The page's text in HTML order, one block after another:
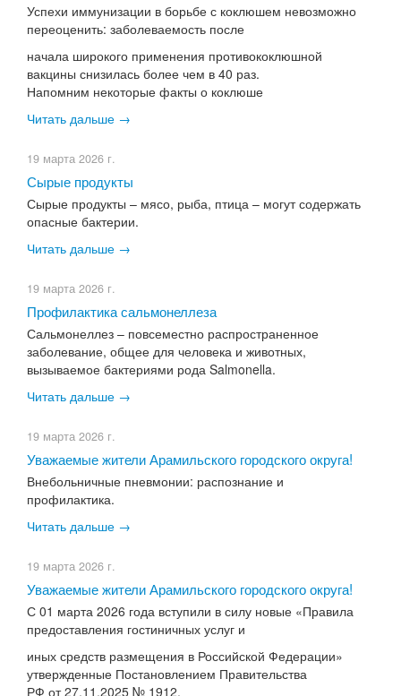
Успехи иммунизации в борьбе с коклюшем невозможно
переоценить: заболеваемость после
начала широкого применения противококлюшной
вакцины снизилась более чем в 40 раз.
Напомним некоторые факты о коклюше
Читать дальше →
19 марта 2026 г.
​Сырые продукты
Сырые продукты – мясо, рыба, птица – могут содержать
опасные бактерии.
Читать дальше →
19 марта 2026 г.
Профилактика сальмонеллеза
Сальмонеллез – повсеместно распространенное
заболевание, общее для человека и животных,
вызываемое бактериями рода Salmonella.
Читать дальше →
19 марта 2026 г.
Уважаемые жители Арамильского городского округа!
Внебольничные пневмонии: распознание и
профилактика.
Читать дальше →
19 марта 2026 г.
Уважаемые жители Арамильского городского округа!
С 01 марта 2026 года вступили в силу новые «Правила
предоставления гостиничных услуг и
иных средств размещения в Российской Федерации»
утвержденные Постановлением Правительства
РФ от 27.11.2025 № 1912.